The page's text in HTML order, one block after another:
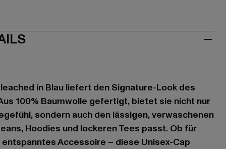
in Blau liefert den Signature-Look des
100% Baumwolle gefertigt, bietet sie nicht nur
sondern auch den lässigen, verwaschenen
Hoodies und lockeren Tees passt. Ob für
Accessoire – diese Unisex-Cap